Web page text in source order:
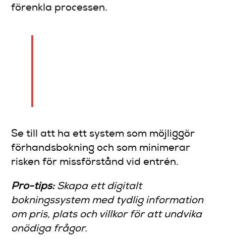
förenkla processen.
Se till att ha ett system som möjliggör
förhandsbokning och som minimerar
risken för missförstånd vid entrén.
Pro-tips: Skapa ett digitalt
bokningssystem med tydlig information
om pris, plats och villkor för att undvika
onödiga frågor.